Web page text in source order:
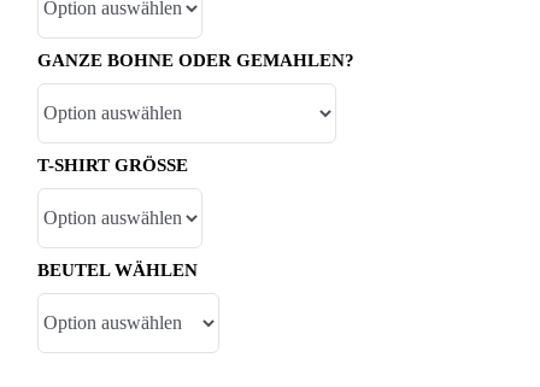
GANZE BOHNE ODER GEMAHLEN?
T-SHIRT GRÖSSE
BEUTEL WÄHLEN